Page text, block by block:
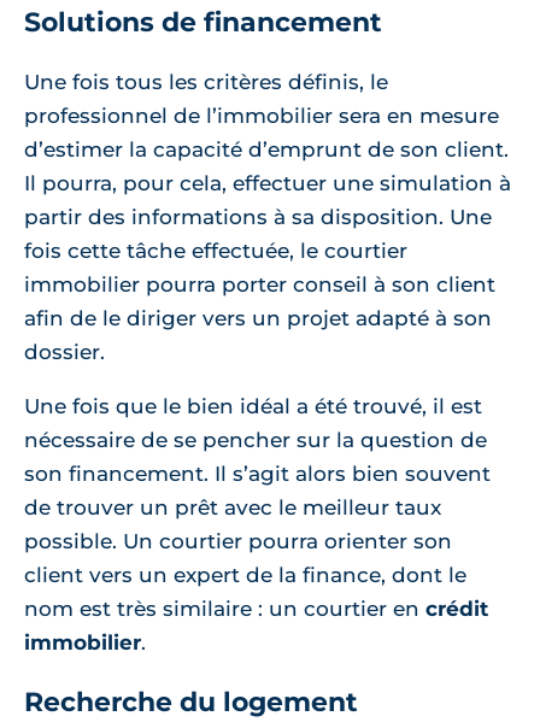
Solutions de financement
Une fois tous les critères définis, le
professionnel de l’immobilier sera en mesure
d’estimer la capacité d’emprunt de son client.
Il pourra, pour cela, effectuer une simulation à
partir des informations à sa disposition. Une
fois cette tâche effectuée, le courtier
immobilier pourra porter conseil à son client
afin de le diriger vers un projet adapté à son
dossier.
Une fois que le bien idéal a été trouvé, il est
nécessaire de se pencher sur la question de
son financement. Il s’agit alors bien souvent
de trouver un prêt avec le meilleur taux
possible. Un courtier pourra orienter son
client vers un expert de la finance, dont le
nom est très similaire : un courtier en crédit
immobilier.
Recherche du logement